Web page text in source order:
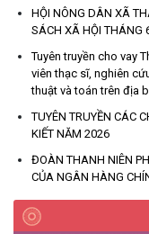
HỘI NÔNG DÂN XÃ
SÁCH XÃ HỘI THÁNG
Tuyên truyền cho vay
viên thạc sĩ, nghiên
thuật và toán trên địa
TUYÊN TRUYỀN CÁC
KIẾT NĂM 2026
ĐOÀN THANH NIÊN
CỦA NGÂN HÀNG
Ea Kiết
(23/04/2026)
NIỀM VUI CỦA
(26/03/2026)
HIỆU QUẢ TỪ NGUỒN
(26/02/2026)
HIỆU QUẢ CỦA TÍN
CÙNG ĐỒNG BÀO